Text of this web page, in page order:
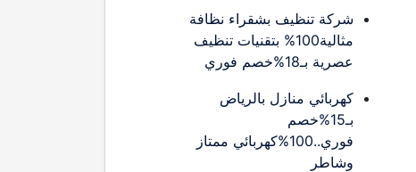
شركة تنظيف بشقراء نظافة
مثالية100% بتقنيات تنظيف
عصرية بـ18%خصم فوري
كهربائي منازل بالرياض
بـ15%خصم
فوري..100%كهربائي ممتاز
وشاطر